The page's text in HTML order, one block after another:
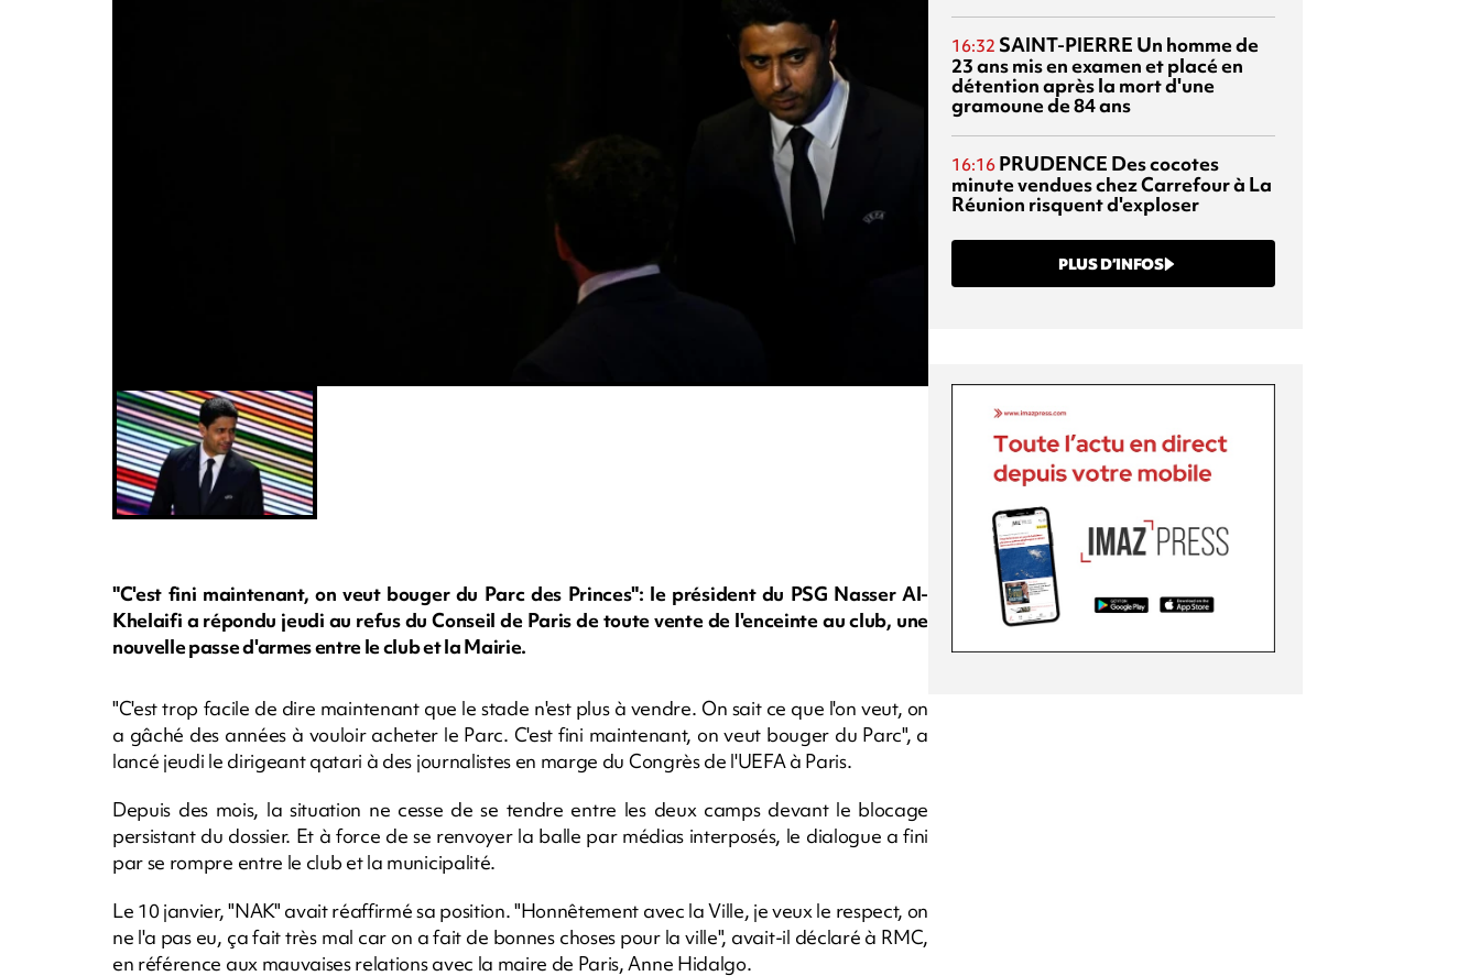
"C'est fini maintenant, on veut bouger du Parc des Princes": le président du PSG Nasser Al-
Khelaifi a répondu jeudi au refus du Conseil de Paris de toute vente de l'enceinte au club, une
nouvelle passe d'armes entre le club et la Mairie.
"C'est trop facile de dire maintenant que le stade n'est plus à vendre. On sait ce que l'on veut, on
a gâché des années à vouloir acheter le Parc. C'est fini maintenant, on veut bouger du Parc", a
lancé jeudi le dirigeant qatari à des journalistes en marge du Congrès de l'UEFA à Paris.
Depuis des mois, la situation ne cesse de se tendre entre les deux camps devant le blocage
persistant du dossier. Et à force de se renvoyer la balle par médias interposés, le dialogue a fini
par se rompre entre le club et la municipalité.
Le 10 janvier, "NAK" avait réaffirmé sa position. "Honnêtement avec la Ville, je veux le respect, on
ne l'a pas eu, ça fait très mal car on a fait de bonnes choses pour la ville", avait-il déclaré à RMC,
en référence aux mauvaises relations avec la maire de Paris, Anne Hidalgo.
16:32 SAINT-PIERRE Un homme de
23 ans mis en examen et placé en
détention après la mort d'une
gramoune de 84 ans
16:16 PRUDENCE Des cocotes
minute vendues chez Carrefour à La
Réunion risquent d'exploser
PLUS D’INFOS